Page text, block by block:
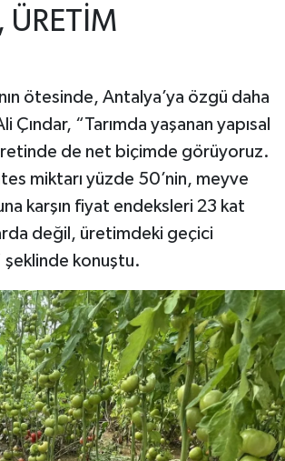
ÜRETİM
ötesinde, Antalya’ya özgü daha
“Tarımda yaşanan yapısal
de net biçimde görüyoruz.
miktarı yüzde 50’nin, meyve
karşın fiyat endeksleri 23 kat
değil, üretimdeki geçici
şeklinde konuştu.